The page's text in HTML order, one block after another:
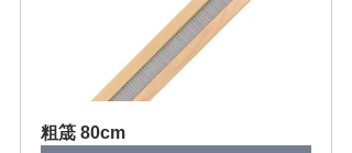
粗筬 80cm